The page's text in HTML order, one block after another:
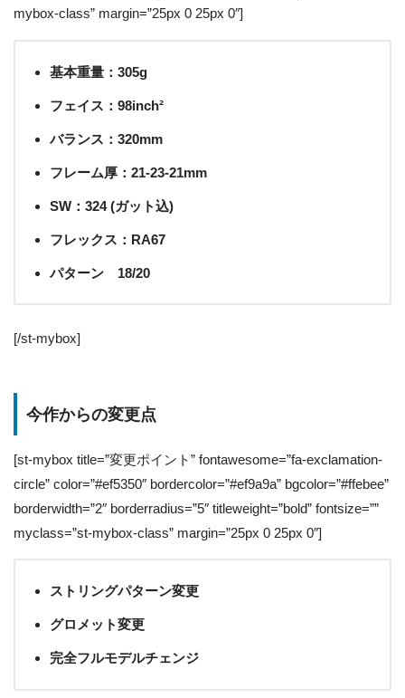
mybox-class” margin=”25px 0 25px 0″]
基本重量：305g
フェイス：98inch²
バランス：320mm
フレーム厚：21-23-21mm
SW：324 (ガット込)
フレックス：RA67
パターン 18/20
[/st-mybox]
今作からの変更点
[st-mybox title=”変更ポイント” fontawesome=”fa-exclamation-
circle” color=”#ef5350″ bordercolor=”#ef9a9a” bgcolor=”#ffebee”
borderwidth=”2″ borderradius=”5″ titleweight=”bold” fontsize=””
myclass=”st-mybox-class” margin=”25px 0 25px 0″]
ストリングパターン変更
グロメット変更
完全フルモデルチェンジ